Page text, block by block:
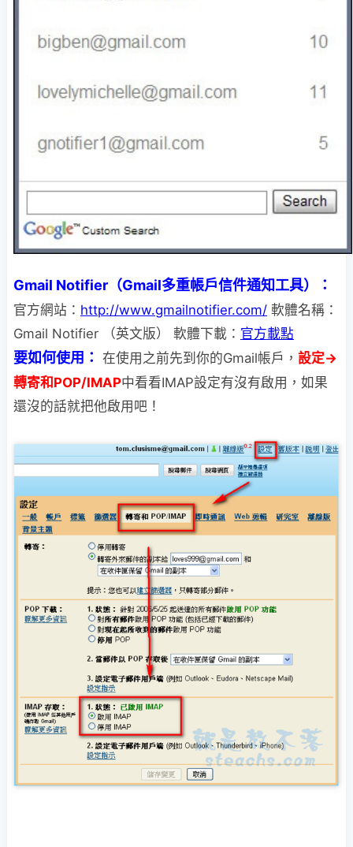
Gmail Notifier（Gmail多重帳戶信件通知工具）：
官方網站： http://www.gmailnotifier.com/ 軟體名稱：
Gmail Notifier （英文版） 軟體下載： 官方載點
要如何使用： 在使用之前先到你的Gmail帳戶， 設定→
轉寄和POP/IMAP中看看IMAP設定有沒有啟用，如果
還沒的話就把他啟用吧！